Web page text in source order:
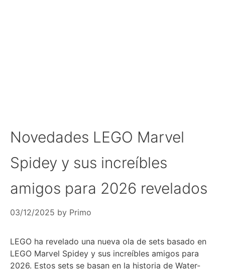
Novedades LEGO Marvel
Spidey y sus increíbles
amigos para 2026 revelados
03/12/2025 by Primo
LEGO ha revelado una nueva ola de sets basado en
LEGO Marvel Spidey y sus increíbles amigos para
2026. Estos sets se basan en la historia de Water-